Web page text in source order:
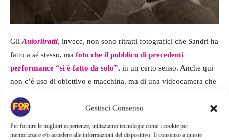
Gestisci Consenso
Per fornire le migliori esperienze, utilizziamo tecnologie come i cookie per
memorizzare e/o accedere alle informazioni del dispositivo. Il consenso a queste
Gli Autoritratti, invece, non sono ritratti fotografici che Sandri ha
fatto a sé stesso, ma foto che il pubblico di precedenti
performance “si è fatto da solo”, in un certo senso. Anche qui
non c’è uso di obiettivo e macchina, ma di una videocamera che
a sviluppo lento. Ai soggetti viene chiesto di posizionarsi davanti
per ottenere il ritratto.